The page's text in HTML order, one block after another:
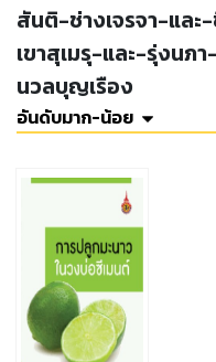
สันติ-ช่างเจรจา-แล
เขาสุเมรุ-และ-รุ่งนภ
นวลบุญเรือง
อันดับมาก-น้อย